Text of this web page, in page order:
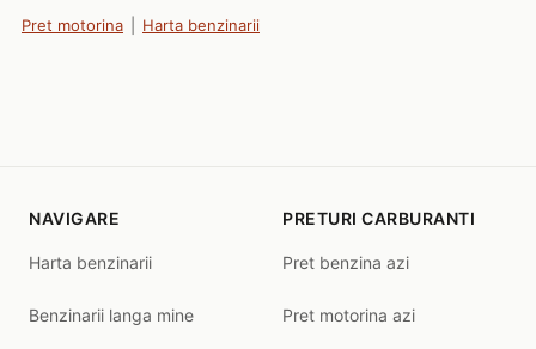
Pret motorina Harta benzinarii
NAVIGARE
Harta benzinarii
Benzinarii langa mine
PRETURI CARBURANTI
Pret benzina azi
Pret motorina azi